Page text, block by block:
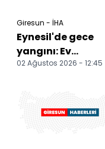
Giresun - İHA
Eynesil'de gece
yangını: Ev
kullanılamaz hale
02 Ağustos 2026 - 12:45